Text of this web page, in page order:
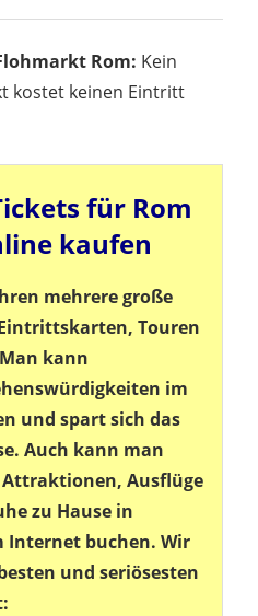
Rom: Kein
kostet keinen Eintritt
für Rom
kaufen
mehrere große
Touren
kann
im
und spart sich das
Auch kann man
Ausflüge
zu Hause in
Internet buchen. Wir
und seriösesten